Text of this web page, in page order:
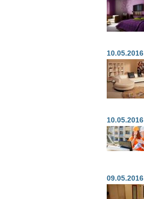
10.05.2016
10.05.2016
09.05.2016